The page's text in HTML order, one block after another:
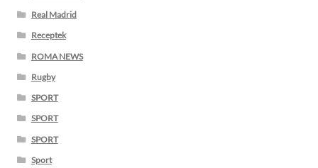
Real Madrid
Receptek
ROMA NEWS
Rugby
SPORT
SPORT
SPORT
Sport